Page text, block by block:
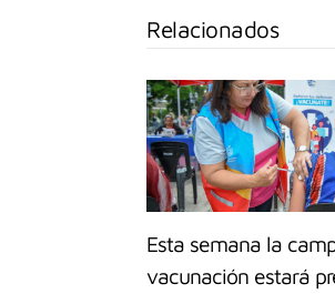
Relacionados
Esta semana la
vacunación estará